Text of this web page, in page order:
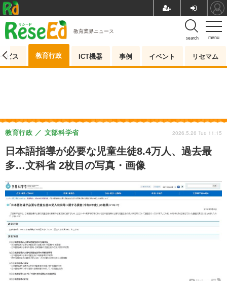
menu
search
教育業界ニュース
ビス 教育行政 ICT機器 事例 イベント リセマム
日本語指導が必要な児童生徒8.4万人、過去最
多…文科省 2枚目の写真・画像
教育行政 文部科学省 2026.5.26 Tue 11:15